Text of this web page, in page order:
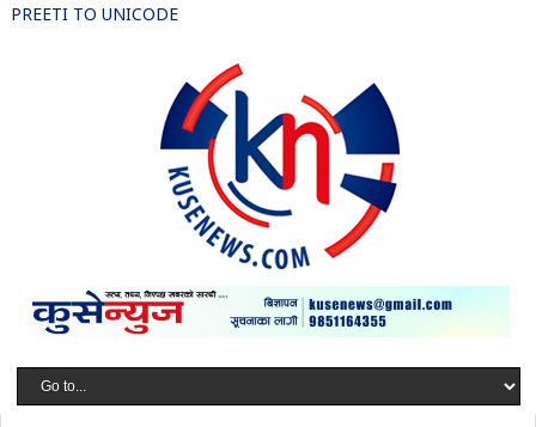
PREETI TO UNICODE